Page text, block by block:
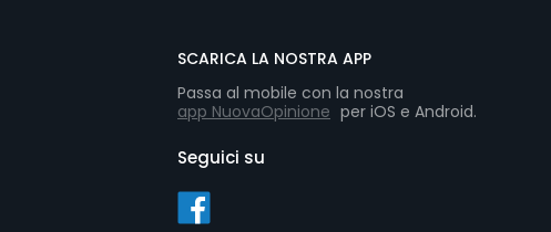
SCARICA LA NOSTRA APP
Passa al mobile con la nostra
app NuovaOpinione per iOS e Android.
Seguici su